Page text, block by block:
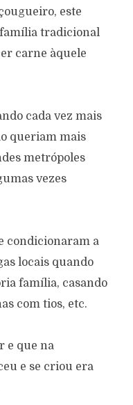
este
tradicional
carne àquele
cada vez mais
queriam mais
metrópoles
vezes
condicionaram a
locais quando
família, casando
com tios, etc.
e que na
e se criou era